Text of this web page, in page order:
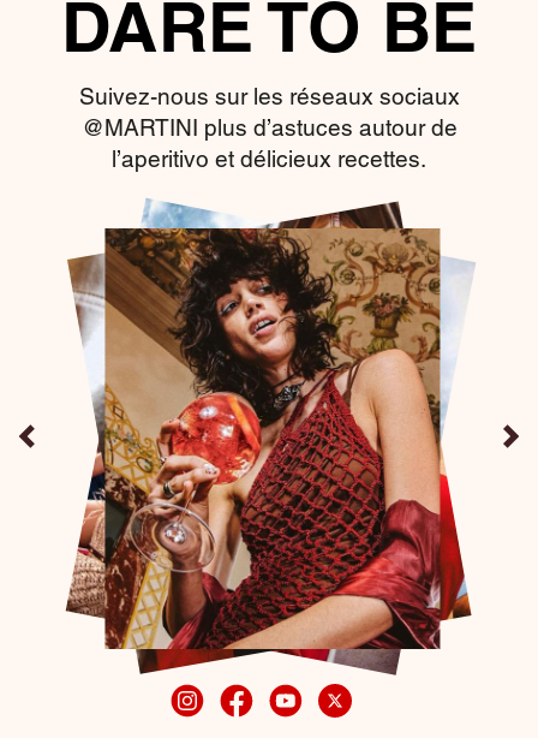
DARE TO BE
Suivez-nous sur les réseaux sociaux
@MARTINI plus d’astuces autour de
l’aperitivo et délicieux recettes.